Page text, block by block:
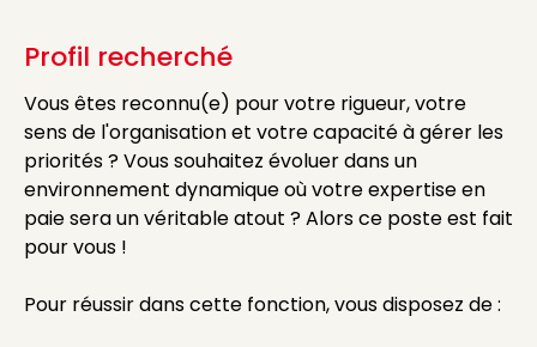
Profil recherché
Vous êtes reconnu(e) pour votre rigueur, votre
sens de l'organisation et votre capacité à gérer les
priorités ? Vous souhaitez évoluer dans un
environnement dynamique où votre expertise en
paie sera un véritable atout ? Alors ce poste est fait
pour vous !
Pour réussir dans cette fonction, vous disposez de :